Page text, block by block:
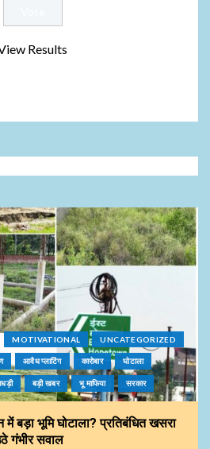
Results
MOTIVATIONAL UNCATEGORIZED
आवैध प्लाटिंग कारोबार घोटाला
बड़ी खबर भू माफिया सरकार
बड़ा भूमि घोटाला? प्रतिबंधित खसरा
गंभीर सवाल